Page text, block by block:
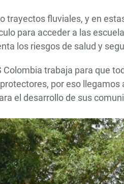
trayectos fluviales, y en
para acceder a las
los riesgos de salud y
Colombia trabaja para que
por eso
el desarrollo de sus